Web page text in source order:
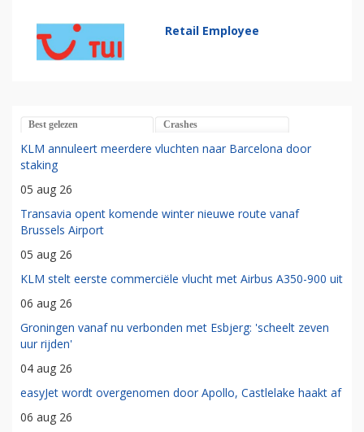
Retail Employee
Best gelezen Crashes
KLM annuleert meerdere vluchten naar Barcelona door
staking
05 aug 26
Transavia opent komende winter nieuwe route vanaf
Brussels Airport
05 aug 26
KLM stelt eerste commerciële vlucht met Airbus A350-900 uit
06 aug 26
Groningen vanaf nu verbonden met Esbjerg: 'scheelt zeven
uur rijden'
04 aug 26
easyJet wordt overgenomen door Apollo, Castlelake haakt af
06 aug 26